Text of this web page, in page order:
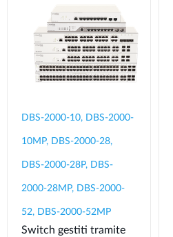
DBS-2000-10, DBS-2000-
10MP, DBS-2000-28,
DBS-2000-28P, DBS-
2000-28MP, DBS-2000-
52, DBS-2000-52MP
Switch gestiti tramite